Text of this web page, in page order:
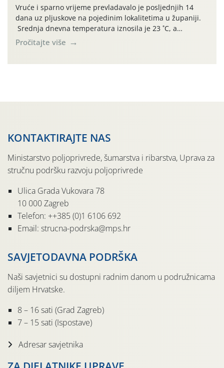
pločama s […]
Vruće i sparno vrijeme prevladavalo je posljednjih 14
dana uz pljuskove na pojedinim lokalitetima u županiji.
Srednja dnevna temperatura iznosila je 23 ˚C, a
maksimalne su posljednjih dana dosezale do 35 ˚C.
Simptome plamenjače vinove loze (Plasmoparas
Pročitajte više
KONTAKTIRAJTE NAS
Ministarstvo poljoprivrede, šumarstva i ribarstva, Uprava za
stručnu podršku razvoju poljoprivrede
Ulica Grada Vukovara 78
10 000 Zagreb
Telefon: ++385 (0)1 6106 692
Email: strucna-podrska@mps.hr
SAVJETODAVNA PODRŠKA
Naši savjetnici su dostupni radnim danom u podružnicama
diljem Hrvatske.
8 – 16 sati (Grad Zagreb)
7 – 15 sati (Ispostave)
Adresar savjetnika